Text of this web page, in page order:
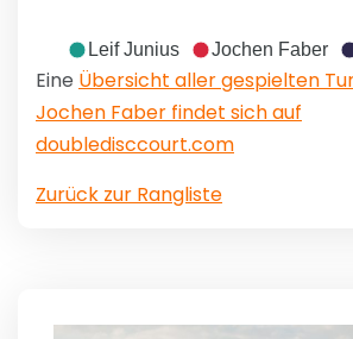
Leif Junius Jochen Faber
Eine Übersicht aller gespielten
Jochen Faber findet sich auf
doubledisccourt.com
Zurück zur Rangliste